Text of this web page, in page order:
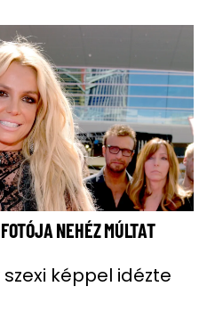
NEHÉZ MÚLTAT
képpel idézte